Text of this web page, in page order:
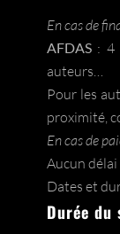
En cas de
AFDAS: 4
auteurs…
Pour les
proximité,
En cas de
Aucun délai
Dates et
Durée du